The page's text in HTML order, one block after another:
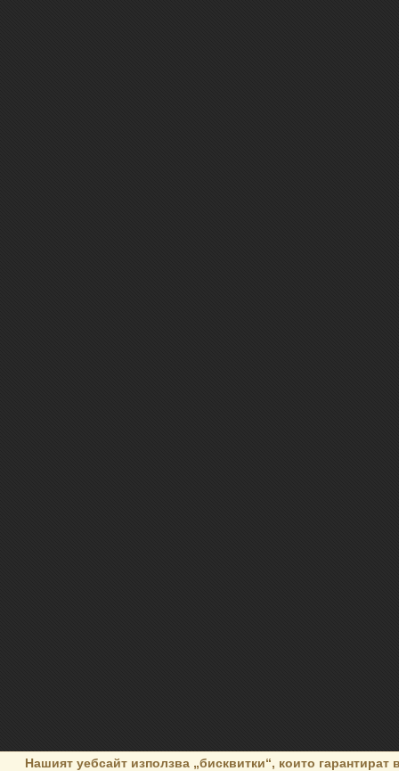
Нашият уебсайт използва „бисквитки“, които